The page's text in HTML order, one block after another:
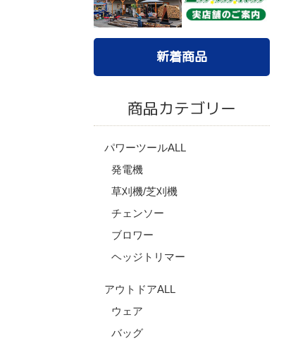
新着商品
商品カテゴリー
パワーツールALL
発電機
草刈機/芝刈機
チェンソー
ブロワー
ヘッジトリマー
アウトドアALL
ウェア
バッグ